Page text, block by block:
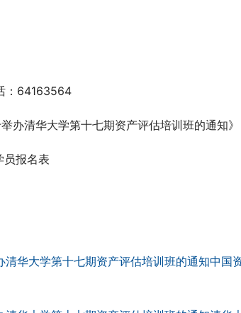
：64163564
办清华大学第十七期资产评估培训班的通知
员报名表
中国